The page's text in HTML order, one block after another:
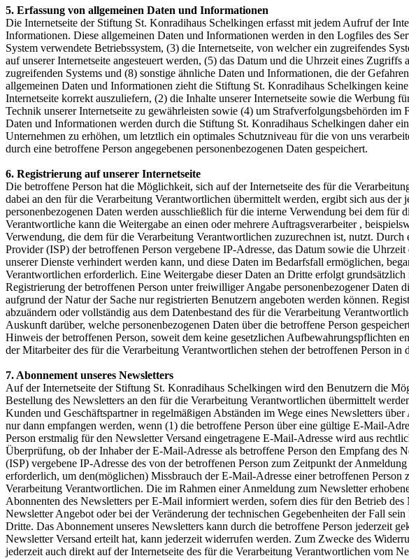
5. Erfassung von allgemeinen Daten und Informationen
Die Internetseite der Stiftung St. Konradihaus Schelkingen erfasst mit jedem Aufruf der
Informationen. Diese allgemeinen Daten und Informationen werden in den Logfiles des
System verwendete Betriebssystem, (3) die Internetseite, von welcher ein zugreifendes
auf unserer Internetseite angesteuert werden, (5) das Datum und die Uhrzeit eines
zugreifenden Systems und (8) sonstige ähnliche Daten und Informationen, die der
allgemeinen Daten und Informationen zieht die Stiftung St. Konradihaus Schelkingen
Internetseite korrekt auszuliefern, (2) die Inhalte unserer Internetseite sowie die Werbung
Technik unserer Internetseite zu gewährleisten sowie (4) um Strafverfolgungsbehörden
Daten und Informationen werden durch die Stiftung St. Konradihaus Schelkingen daher
Unternehmen zu erhöhen, um letztlich ein optimales Schutzniveau für die von uns
durch eine betroffene Person angegebenen personenbezogenen Daten gespeichert.
6. Registrierung auf unserer Internetseite
Die betroffene Person hat die Möglichkeit, sich auf der Internetseite des für die
dabei an den für die Verarbeitung Verantwortlichen übermittelt werden, ergibt sich aus
personenbezogenen Daten werden ausschließlich für die interne Verwendung bei dem
Verantwortliche kann die Weitergabe an einen oder mehrere Auftragsverarbeiter ,
Verwendung, die dem für die Verarbeitung Verantwortlichen zuzurechnen ist, nutzt.
Provider (ISP) der betroffenen Person vergebene IP-Adresse, das Datum sowie die
unserer Dienste verhindert werden kann, und diese Daten im Bedarfsfall ermöglichen,
Verantwortlichen erforderlich. Eine Weitergabe dieser Daten an Dritte erfolgt
Registrierung der betroffenen Person unter freiwilliger Angabe personenbezogener
aufgrund der Natur der Sache nur registrierten Benutzern angeboten werden können.
abzuändern oder vollständig aus dem Datenbestand des für die Verarbeitung
Auskunft darüber, welche personenbezogenen Daten über die betroffene Person
Hinweis der betroffenen Person, soweit dem keine gesetzlichen Aufbewahrungspflichten
der Mitarbeiter des für die Verarbeitung Verantwortlichen stehen der betroffenen Person in
7. Abonnement unseres Newsletters
Auf der Internetseite der Stiftung St. Konradihaus Schelkingen wird den Benutzern die
Bestellung des Newsletters an den für die Verarbeitung Verantwortlichen übermittelt
Kunden und Geschäftspartner in regelmäßigen Abständen im Wege eines Newsletters
nur dann empfangen werden, wenn (1) die betroffene Person über eine gültige E-Mail-
Person erstmalig für den Newsletter Versand eingetragene E-Mail-Adresse wird aus
Überprüfung, ob der Inhaber der E-Mail-Adresse als betroffene Person den Empfang
(ISP) vergebene IP-Adresse des von der betroffenen Person zum Zeitpunkt der
erforderlich, um den(möglichen) Missbrauch der E-Mail-Adresse einer betroffenen
Verarbeitung Verantwortlichen. Die im Rahmen einer Anmeldung zum Newsletter
Abonnenten des Newsletters per E-Mail informiert werden, sofern dies für den Betrieb
Newsletter Angebot oder bei der Veränderung der technischen Gegebenheiten der Fall
Dritte. Das Abonnement unseres Newsletters kann durch die betroffene Person jederzeit
Newsletter Versand erteilt hat, kann jederzeit widerrufen werden. Zum Zwecke des
jederzeit auch direkt auf der Internetseite des für die Verarbeitung Verantwortlichen vom